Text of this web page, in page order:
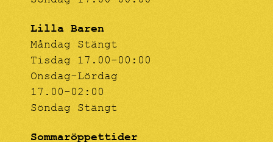
Lilla Baren
Måndag Stängt
Tisdag 17.00-00:00
Onsdag-Lördag
17.00-02:00
Söndag Stängt
Sommaröppettider